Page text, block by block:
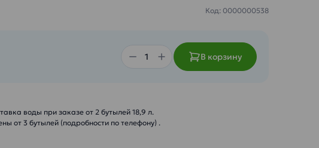
Код: 0000000538
В корзину
воды при заказе от 2 бутылей 18,9 л.
от 3 бутылей (подробности по телефону) .